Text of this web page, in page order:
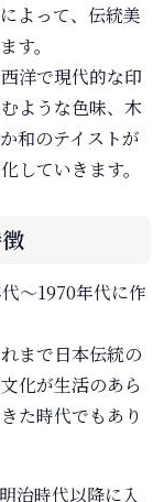
よって、伝統美
す。
洋で現代的な印
ような色味、木
和のテイストが
していきます。
～1970年代に作
まで日本伝統の
化が生活のあら
た時代でもあり
治時代以降に入